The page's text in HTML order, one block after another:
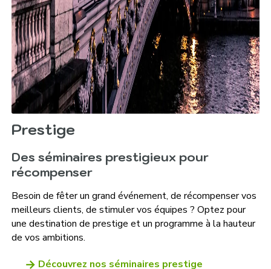
Prestige
Des séminaires prestigieux pour
récompenser
Besoin de fêter un grand événement, de récompenser vos
meilleurs clients, de stimuler vos équipes ? Optez pour
une destination de prestige et un programme à la hauteur
de vos ambitions.
Découvrez nos séminaires prestige